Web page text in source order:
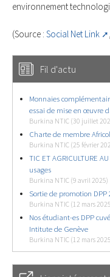
environnement
(Source : Social Net Link
Fil d'actu
Monnaies
essai de mise en œuvre
Burkina NTIC (30 juillet
Charte de membre
Burkina NTIC (25 février
TIC ET AGRICULTURE
usages
Burkina NTIC (9 avril 2025)
Sortie de promotion DPP
Burkina NTIC (12 mars
Nos étudiant-es DPP
Intitute de Genève
Burkina NTIC (12 mars